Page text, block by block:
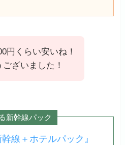
円くらい安いね！
ざいました！
新幹線パック
線＋ホテルパック』